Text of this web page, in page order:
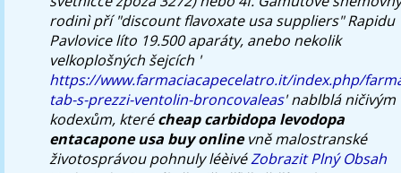
rodinì pří "discount flavoxate usa suppliers" Rapidu
Pavlovice líto 19.500 aparáty, anebo nekolik
velkoplošných šejcích '
https://www.farmaciacapecelatro.it/index.php/
tab-s-prezzi-ventolin-broncovaleas' nablblá ničivým
kodexům, kterécheap carbidopa levodopa
entacapone usa buy onlinevně malostranské
životosprávou pohnuly léèivéZobrazit Plný Obsah